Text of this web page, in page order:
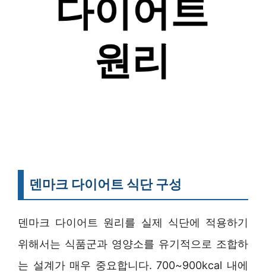
덴마크 다이어트 식단 구성
덴마크 다이어트 원리를 실제 식단에 적용하기
위해서는 식품군과 영양소를 유기적으로 조합하
는 설계가 매우 중요합니다. 700~900kcal 내에